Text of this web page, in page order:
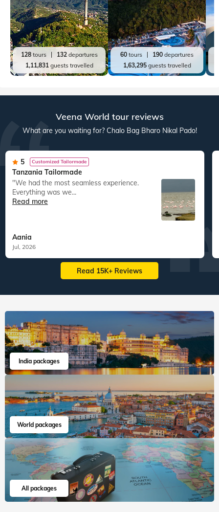
128tours 132departures
1,11,831guests travelled
60 tours 190 departures
1,63,295guests travelled
Veena World tour reviews
What are you waiting for? Chalo Bag Bharo Nikal Pado!
5 Customized Tailormade
Tanzania Tailormade
"We had the most seamless experience.
Everything was we...
Read more
Aania
Jul, 2026
Read 15K+ Reviews
India packages
World packages
All packages